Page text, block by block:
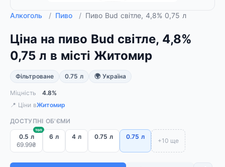
Алкоголь / Пиво / Пиво Bud світле, 4,8% 0,75 л
Ціна на пиво Bud світле, 4,8%
0,75 л в місті Житомир
Фільтроване 0.75 л 🌍 Україна
Міцність
4.8%
📍 Ціни вЖитомир
ДОСТУПНІ ОБ'ЄМИ
0.5 л
69.99₴
топ
6 л 4 л 0.75 л 0.75 л
+10 ще